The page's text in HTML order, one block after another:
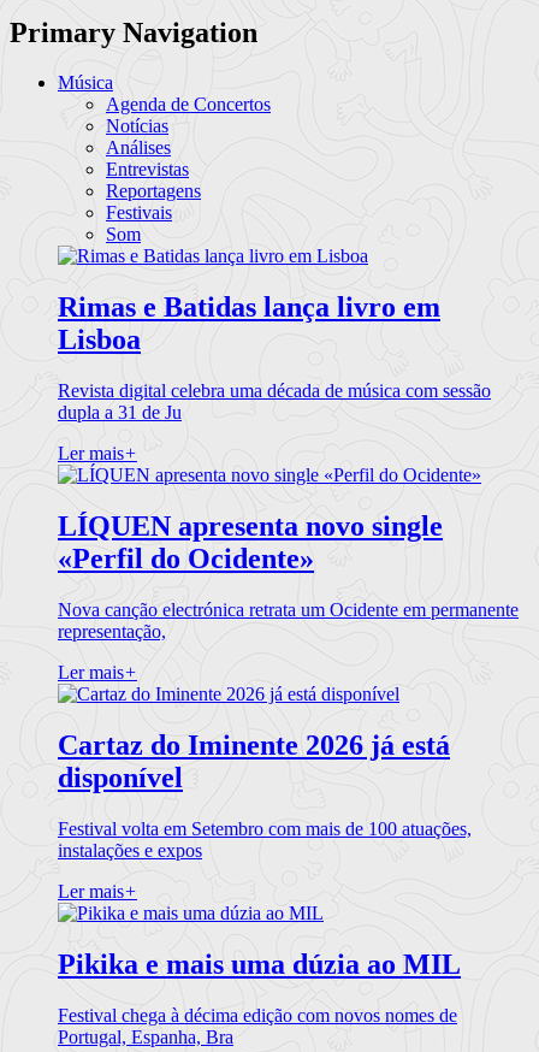
Primary Navigation
Música
Agenda de Concertos
Notícias
Análises
Entrevistas
Reportagens
Festivais
Som
Rimas e Batidas lança livro em
Lisboa
Revista digital celebra uma década de música com sessão
dupla a 31 de Ju
Ler mais+
LÍQUEN apresenta novo single
«Perfil do Ocidente»
Nova canção electrónica retrata um Ocidente em permanente
representação,
Ler mais+
Cartaz do Iminente 2026 já está
disponível
Festival volta em Setembro com mais de 100 atuações,
instalações e expos
Ler mais+
Pikika e mais uma dúzia ao MIL
Festival chega à décima edição com novos nomes de
Portugal, Espanha, Bra